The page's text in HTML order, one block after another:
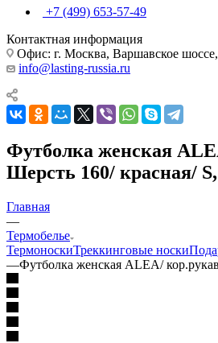
+7 (499) 653-57-49
Контактная информация
Офис: г. Москва, Варшавское
info@lasting-russia.ru
Футболка женская
Шерсть 160/ красная/
Главная
—
Термобелье
ТермоноскиТреккинговые носки
—Футболка женская ALEA/